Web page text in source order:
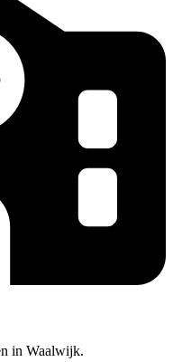
in Waalwijk.